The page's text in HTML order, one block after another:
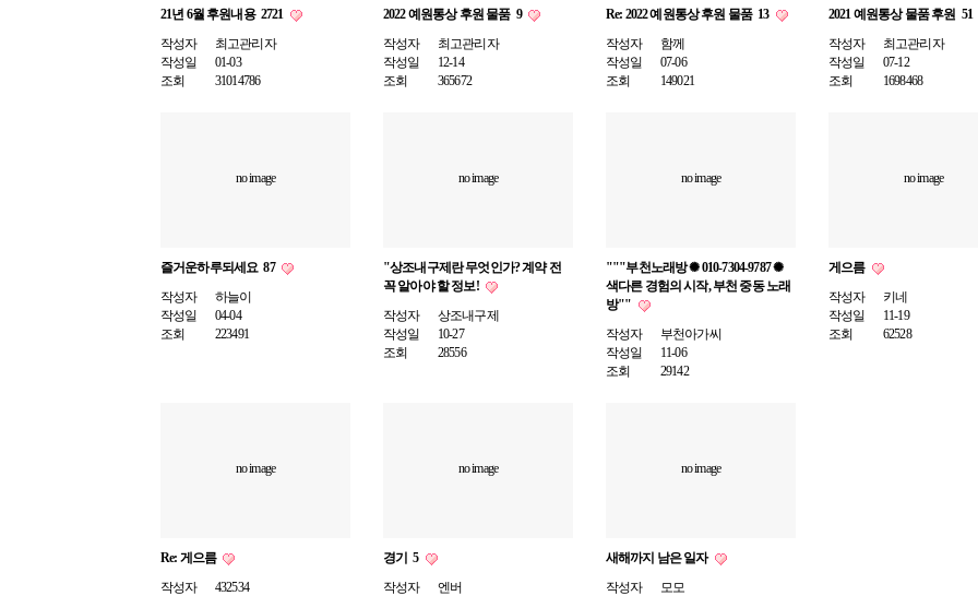
21년 6월 후원내용 2721
작성자
최고관리자
작성일
01-03
조회
31014786
2022 예원통상 후원 물품 9
작성자
최고관리자
작성일
12-14
조회
365672
Re: 2022 예원통상 후원 물품 13
작성자
함께
작성일
07-06
조회
149021
2021 예원통상 물품 후원 51
작성자
최고관리자
작성일
07-12
조회
1698468
no image
즐거운하루되세요 87
작성자
하늘이
작성일
04-04
조회
223491
no image
"상조내구제란 무엇인가? 계약 전
꼭 알아야 할 정보!
작성자
상조내구제
작성일
10-27
조회
28556
no image
"""부천노래방 ✺ 010-7304-9787 ✺
색다른 경험의 시작, 부천 중동 노래
방""
작성자
부천아가씨
작성일
11-06
조회
29142
no image
게으름
작성자
키네
작성일
11-19
조회
62528
no image
Re: 게으름
작성자
432534
no image
경기
5
작성자
엔버
no image
새해까지 남은 일자
작성자
모모